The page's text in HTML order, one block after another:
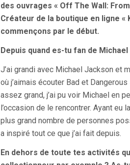
des ouvrages « Off The Wall:
Créateur de la boutique en ligne «
commençons par le début.
Depuis quand es-tu fan de
J’ai grandi avec Michael Jackson et
où j’aimais écouter Bad et
assez grand, j’ai pu voir Michael en
l’occasion de le rencontrer. Ayant eu
plus grand nombre de personnes
a inspiré tout ce que j’ai fait depuis.
En dehors de toute tes activités